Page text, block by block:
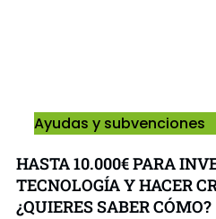
Ayudas y subvenciones
HASTA 10.000€ PARA
TECNOLOGÍA Y HACER
¿QUIERES SABER CÓMO?